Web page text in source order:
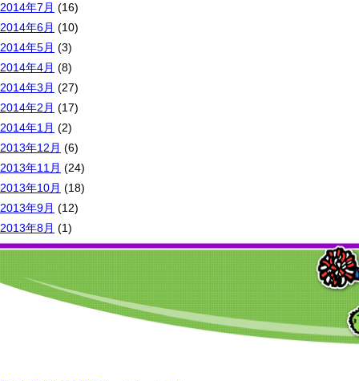
2014年7月 (16)
2014年6月 (10)
2014年5月 (3)
2014年4月 (8)
2014年3月 (27)
2014年2月 (17)
2014年1月 (2)
2013年12月 (6)
2013年11月 (24)
2013年10月 (18)
2013年9月 (12)
2013年8月 (1)